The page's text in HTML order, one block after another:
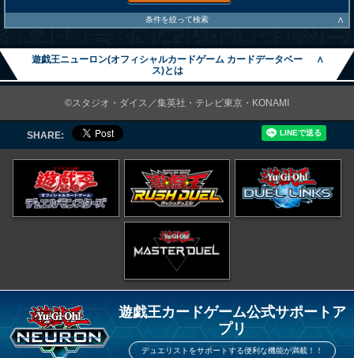
条件を絞って検索 ∧
遊戯王ニューロン(オフィシャルカードゲーム カードデータベー
ス)とは
∧
©スタジオ・ダイス／集英社・テレビ東京・KONAMI
SHARE:
遊戯王カードゲーム公式サポートア
プリ
デュエリストをサポートする便利な機能が満載！！